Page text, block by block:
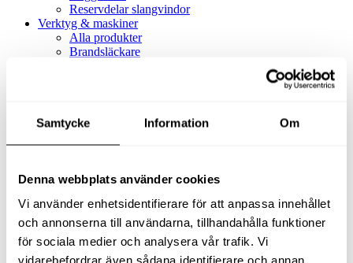
Samtycke Information Om
Denna webbplats använder cookies
Vi använder enhetsidentifierare för att anpassa innehållet
och annonserna till användarna, tillhandahålla funktioner
för sociala medier och analysera vår trafik. Vi
vidarebefordrar även sådana identifierare och annan
Reservdelar slangvindor
Verktyg & maskiner
Alla produkter
Brandsläckare
Alla produkter
Slangfäste
Textil- & Våtdammsugare
Tillbehör Textil- & våtdammsugare
Adaptrar
Dammsugare